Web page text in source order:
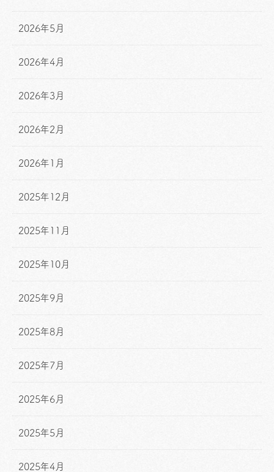
2026年5月
2026年4月
2026年3月
2026年2月
2026年1月
2025年12月
2025年11月
2025年10月
2025年9月
2025年8月
2025年7月
2025年6月
2025年5月
2025年4月